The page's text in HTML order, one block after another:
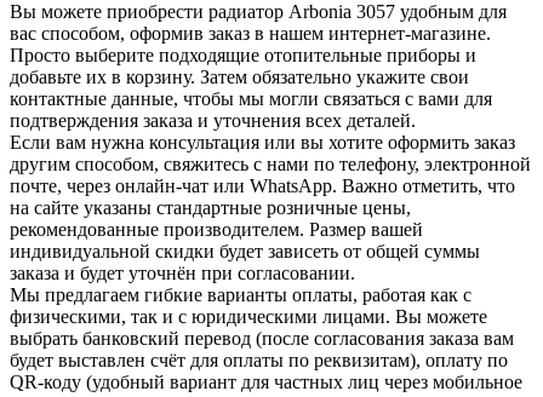
Вы можете приобрести радиатор Arbonia 3057 удобным для
вас способом, оформив заказ в нашем интернет-магазине.
Просто выберите подходящие отопительные приборы и
добавьте их в корзину. Затем обязательно укажите свои
контактные данные, чтобы мы могли связаться с вами для
подтверждения заказа и уточнения всех деталей.
Если вам нужна консультация или вы хотите оформить заказ
другим способом, свяжитесь с нами по телефону, электронной
почте, через онлайн-чат или WhatsApp. Важно отметить, что
на сайте указаны стандартные розничные цены,
рекомендованные производителем. Размер вашей
индивидуальной скидки будет зависеть от общей суммы
заказа и будет уточнён при согласовании.
Мы предлагаем гибкие варианты оплаты, работая как с
физическими, так и с юридическими лицами. Вы можете
выбрать банковский перевод (после согласования заказа вам
будет выставлен счёт для оплаты по реквизитам), оплату по
QR-коду (удобный вариант для частных лиц через мобильное